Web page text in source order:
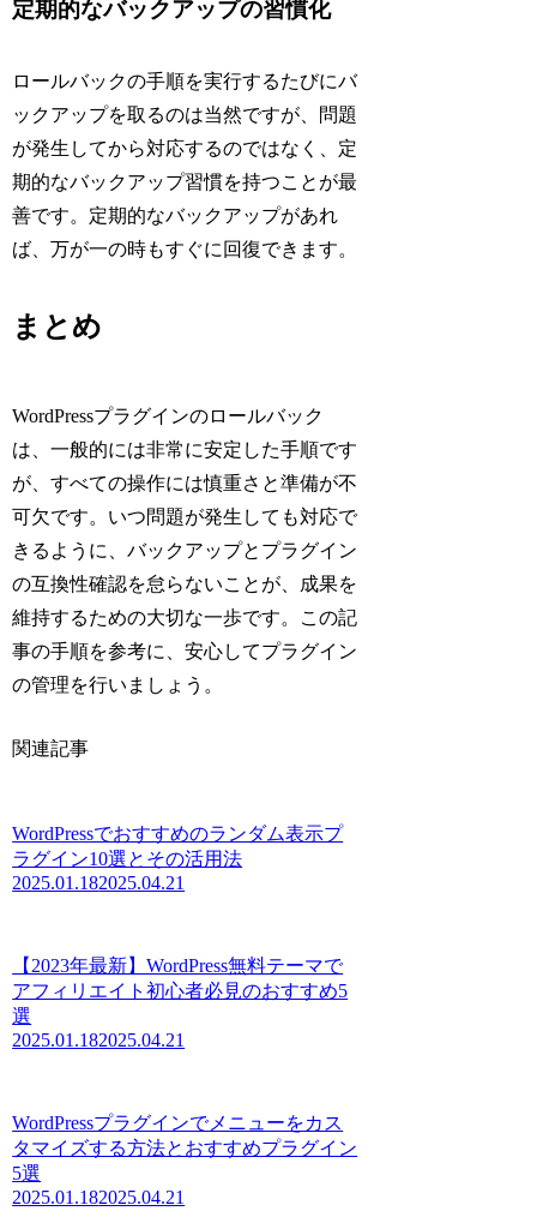
定期的なバックアップの習慣化
ロールバックの手順を実行するたびにバ
ックアップを取るのは当然ですが、問題
が発生してから対応するのではなく、定
期的なバックアップ習慣を持つことが最
善です。定期的なバックアップがあれ
ば、万が一の時もすぐに回復できます。
まとめ
WordPressプラグインのロールバック
は、一般的には非常に安定した手順です
が、すべての操作には慎重さと準備が不
可欠です。いつ問題が発生しても対応で
きるように、バックアップとプラグイン
の互換性確認を怠らないことが、成果を
維持するための大切な一歩です。この記
事の手順を参考に、安心してプラグイン
の管理を行いましょう。
関連記事
WordPressでおすすめのランダム表示プ
ラグイン10選とその活用法
2025.01.182025.04.21
【2023年最新】WordPress無料テーマで
アフィリエイト初心者必見のおすすめ5
選
2025.01.182025.04.21
WordPressプラグインでメニューをカス
タマイズする方法とおすすめプラグイン
5選
2025.01.182025.04.21